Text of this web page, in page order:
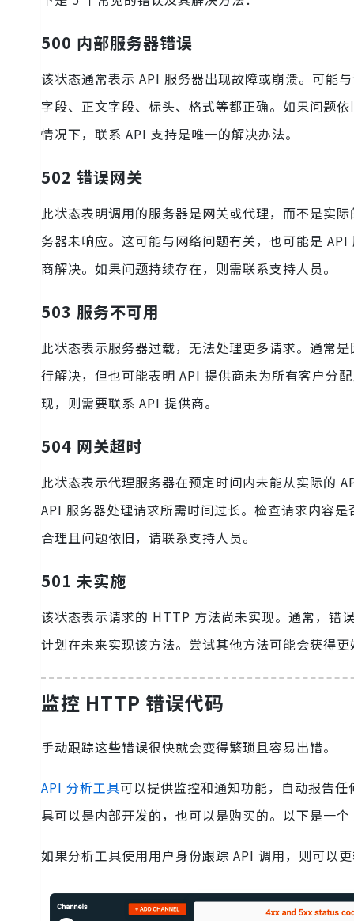
500 内部服务器错误
该状态通常表示 API 服务器出现故障或崩溃。可能
字段、正文字段、标头、格式等都正确。如果问题
情况下，联系 API 支持是唯一的解决办法。
502 错误网关
此状态表明调用的服务器是网关或代理，而不是实
务器未响应。这可能与网络问题有关，也可能是
商解决。如果问题持续存在，则需联系支持人员。
503 服务不可用
此状态表示服务器过载，无法处理更多请求。通常
行解决，但也可能表明 API 提供商未为所有客户分
现，则需要联系 API 提供商。
504 网关超时
此状态表示代理服务器在预定时间内未能从实际的
API 服务器处理请求所需时间过长。检查请求内容
合理且问题依旧，请联系支持人员。
501 未实施
该状态表示请求的 HTTP 方法尚未实现。通常，错
计划在未来实现该方法。尝试其他方法可能会获得
监控 HTTP 错误代码
手动跟踪这些错误很快就会变得繁琐且容易出错。
API 分析工具可以提供监控和通知功能，自动报告
具可以是内部开发的，也可以是购买的。以下是一
如果分析工具使用用户身份跟踪 API 调用，则可以